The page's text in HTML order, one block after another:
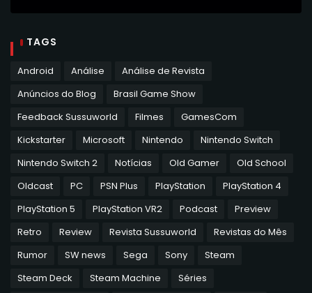
TAGS
Android Análise
Análise de Revista
Anúncios do Blog
Brasil Game Show
Feedback Sussuworld
Filmes
GamesCom
Kickstarter
Microsoft Nintendo
Nintendo Switch
Nintendo Switch 2
Notícias Old Gamer
Old School
Oldcast
PC PSN Plus PlayStation
PlayStation 4
PlayStation 5
PlayStation VR2 Podcast
Preview
Retro
Review Revista Sussuworld
Revistas do Mês
Rumor
SW news Sega Sony
Steam
Steam Deck
Steam Machine
Séries